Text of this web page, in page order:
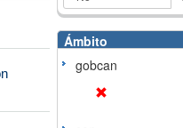
Ámbito
gobcan